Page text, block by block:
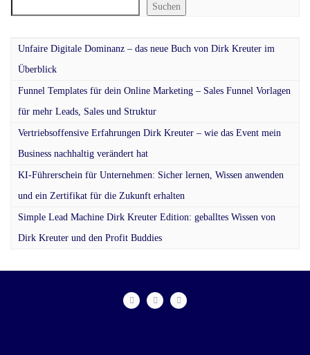
Suchen
Unfaire Digitale Dominanz – das neue Buch von Dirk Kreuter im
Überblick
Funnel Templates für dein Online Marketing – Sales Funnel Vorlagen
für mehr Leads, Sales und Struktur
Vertriebsoffensive Erfahrungen Dirk Kreuter – wie das Event mein
Business nachhaltig verändert hat
KI-Führerschein für Unternehmen: Sicher lernen, Wissen anwenden
und ein Zertifikat für die Zukunft erhalten
Simple Lead Machine Dirk Kreuter Edition: geballtes Wissen von
Dirk Kreuter und den Profit Buddies